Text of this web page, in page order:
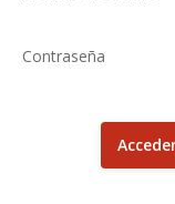
Contraseña